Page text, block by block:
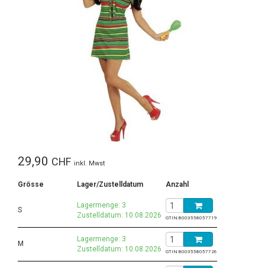
29,90 CHF inkl. Mwst
Grösse Lager/Zustelldatum Anzahl
S
Lagermenge: 3
Zustelldatum: 10.08.2026
GTIN:8003558057719
M
Lagermenge: 3
Zustelldatum: 10.08.2026
GTIN:8003558057726